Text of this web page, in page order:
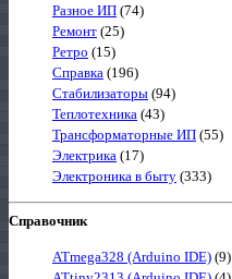
Разное ИП (74)
Ремонт (25)
Ретро (15)
Справка (196)
Стабилизаторы (94)
Теплотехника (43)
Трансформаторные ИП (55)
Электрика (17)
Электроника в быту (333)
Справочник
ATmega328 (Arduino IDE) (9)